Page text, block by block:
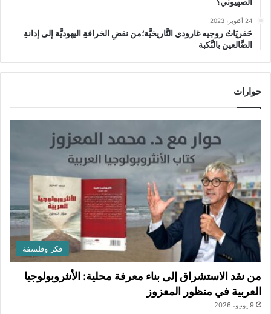
24 أكتوبر، 2023
حَفريَاتُ روجيه غارودي التَّاريخيَّة؛من نقضِ الخرافةِ اليهوديَّة إلى إدانةِ
الضَّالعين بالنَّكبة
حوارات
فكر وفلسفة
من نقد الاستشراق إلى بناء معرفة محلية: الأنثروبولوجيا
العربية في منظور المعزوز
9 يونيو، 2026